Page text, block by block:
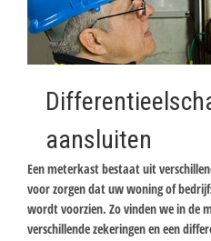
aansluiten
Een meterkast bestaat uit
voor zorgen dat uw woning of
wordt voorzien. Zo vinden we in de
verschillende zekeringen en een